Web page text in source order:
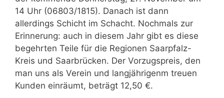
14 Uhr (06803/1815). Danach ist dann
allerdings Schicht im Schacht. Nochmals zur
Erinnerung: auch in diesem Jahr gibt es diese
begehrten Teile für die Regionen Saarpfalz-
Kreis und Saarbrücken. Der Vorzugspreis, den
man uns als Verein und langjährigenm treuen
Kunden einräumt, beträgt 12,50 €.